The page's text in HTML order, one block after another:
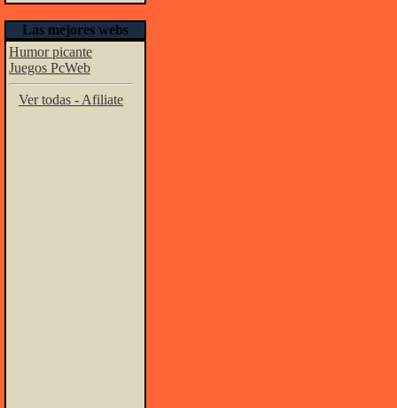
Las mejores webs
Humor picante
Juegos PcWeb
Ver todas - Afiliate